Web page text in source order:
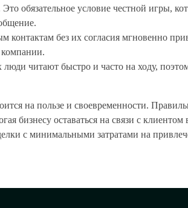
обязательное условие честной игры,
контактам без их согласия мгновенно
читают быстро и часто на ходу,
на пользе и своевременности.
бизнесу оставаться на связи с
с минимальными затратами на